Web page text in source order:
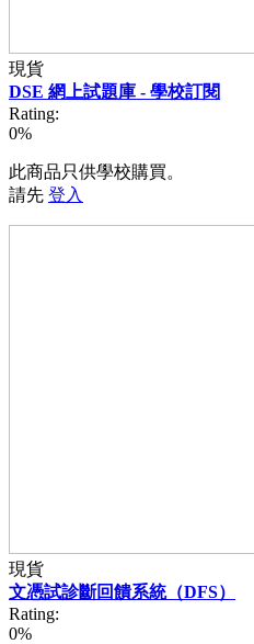
現貨
DSE 網上試題庫 - 學校訂閱
Rating:
0%
此商品只供學校購買。
請先 登入
現貨
文憑試診斷回饋系統（DFS）
Rating:
0%